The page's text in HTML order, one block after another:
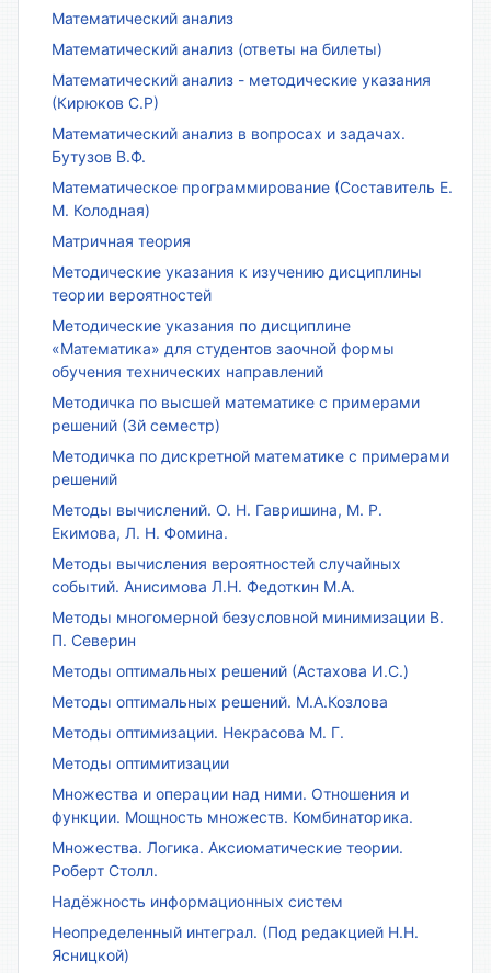
Математический анализ
Математический анализ (ответы на билеты)
Математический анализ - методические указания
(Кирюков С.Р)
Математический анализ в вопросах и задачах.
Бутузов В.Ф.
Математическое программирование (Составитель Е.
М. Колодная)
Матричная теория
Методические указания к изучению дисциплины
теории вероятностей
Методические указания по дисциплине
«Математика» для студентов заочной формы
обучения технических направлений
Методичка по высшей математике с примерами
решений (3й семестр)
Методичка по дискретной математике с примерами
решений
Методы вычислений. О. Н. Гавришина, М. Р.
Екимова, Л. Н. Фомина.
Методы вычисления вероятностей случайных
событий. Анисимова Л.Н. Федоткин М.А.
Методы многомерной безусловной минимизации В.
П. Северин
Методы оптимальных решений (Астахова И.С.)
Методы оптимальных решений. М.А.Козлова
Методы оптимизации. Некрасова М. Г.
Методы оптимитизации
Множества и операции над ними. Отношения и
функции. Мощность множеств. Комбинаторика.
Множества. Логика. Аксиоматические теории.
Роберт Столл.
Надёжность информационных систем
Неопределенный интеграл. (Под редакцией Н.Н.
Ясницкой)